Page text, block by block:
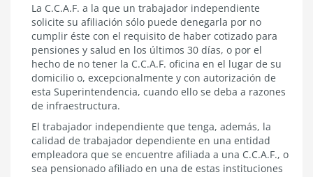
La C.C.A.F. a la que un trabajador independiente
solicite su afiliación sólo puede denegarla por no
cumplir éste con el requisito de haber cotizado para
pensiones y salud en los últimos 30 días, o por el
hecho de no tener la C.C.A.F. oficina en el lugar de su
domicilio o, excepcionalmente y con autorización de
esta Superintendencia, cuando ello se deba a razones
de infraestructura.
El trabajador independiente que tenga, además, la
calidad de trabajador dependiente en una entidad
empleadora que se encuentre afiliada a una C.C.A.F., o
sea pensionado afiliado en una de estas instituciones